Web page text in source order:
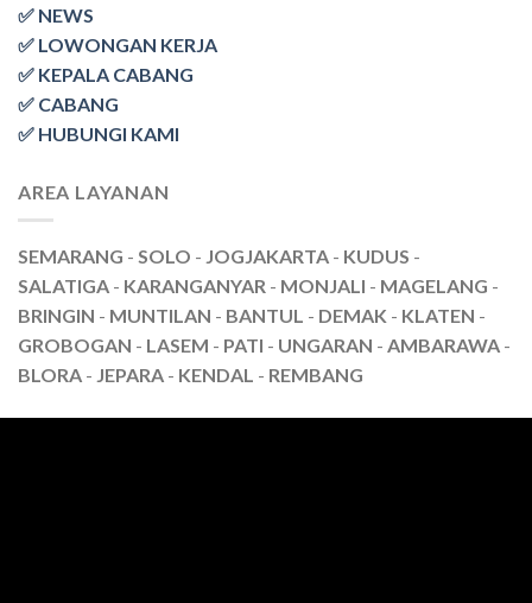
✅ NEWS
✅ LOWONGAN KERJA
✅ KEPALA CABANG
✅ CABANG
✅ HUBUNGI KAMI
AREA LAYANAN
SEMARANG - SOLO - JOGJAKARTA - KUDUS -
SALATIGA - KARANGANYAR - MONJALI - MAGELANG -
BRINGIN - MUNTILAN - BANTUL - DEMAK - KLATEN -
GROBOGAN - LASEM - PATI - UNGARAN - AMBARAWA -
BLORA - JEPARA - KENDAL - REMBANG